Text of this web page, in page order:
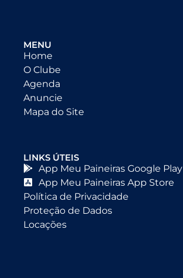
MENU
Home
O Clube
Agenda
Anuncie
Mapa do Site
LINKS ÚTEIS
App Meu Paineiras Google Play
App Meu Paineiras App Store
Política de Privacidade
Proteção de Dados
Locações